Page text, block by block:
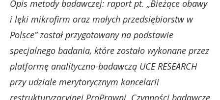
Opis metody badawczej: raport pt. „Bieżące obawy
i lęki mikrofirm oraz małych przedsiębiorstw w
Polsce” został przygotowany na podstawie
specjalnego badania, które zostało wykonane przez
platformę analityczno-badawczą UCE RESEARCH
przy udziale merytorycznym kancelarii
restrukturyzacyjnej ProPrawni. Czynności badawcze